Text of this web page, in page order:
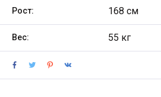
Рост: 168 см
Вес: 55 кг